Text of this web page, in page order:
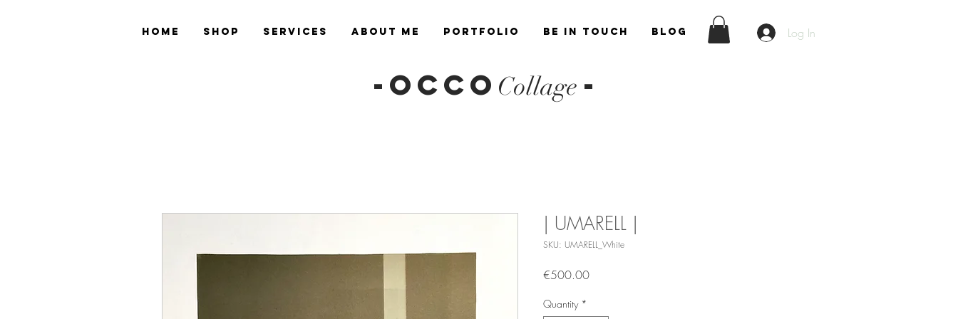
Home Shop Services About Me Portfolio Be in Touch Blog Log In
-OCCO Collage -
| UMARELL |
SKU: UMARELL_White
€500.00Price
Quantity *